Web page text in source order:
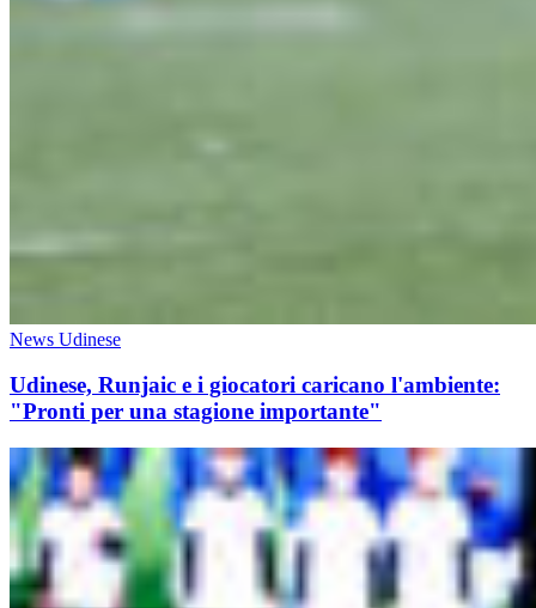
News Udinese
Udinese, Runjaic e i giocatori caricano l'ambiente:
"Pronti per una stagione importante"